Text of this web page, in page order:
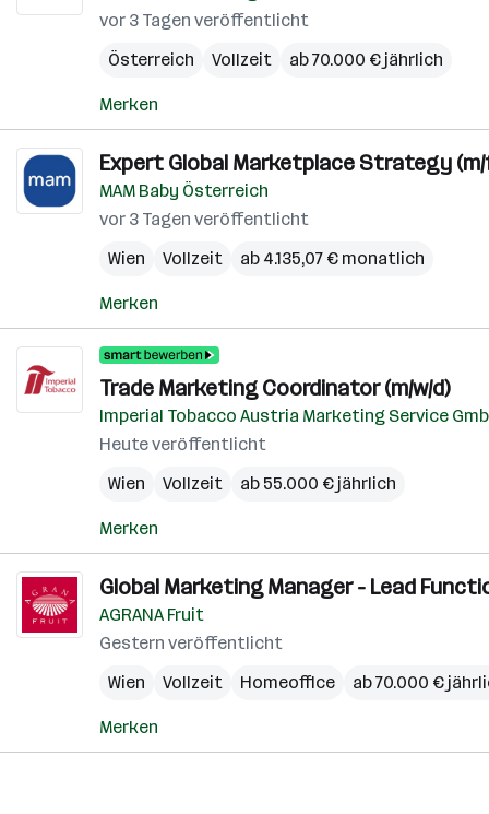
vor 3 Tagen veröffentlicht
Österreich
Vollzeit ab 70.000 € jährlich
Merken
Expert Global Marketplace Strategy
MAM Baby Österreich
vor 3 Tagen veröffentlicht
Wien
Vollzeit ab 4.135,07 € monatlich
Merken
Trade Marketing Coordinator (m/w/d)
Imperial Tobacco Austria Marketing Service
Heute veröffentlicht
Wien
Vollzeit ab 55.000 € jährlich
Merken
Global Marketing Manager - Lead
AGRANA Fruit
Gestern veröffentlicht
Wien
Vollzeit Homeoffice ab 70.000 €
Merken